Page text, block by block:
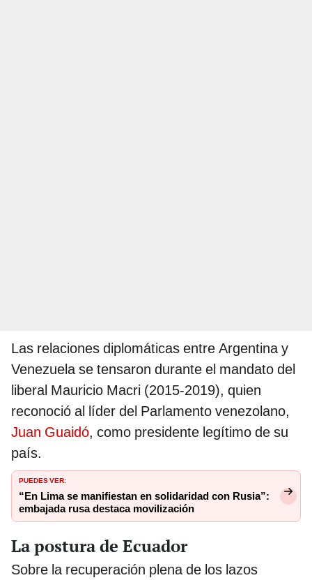
Las relaciones diplomáticas entre Argentina y
Venezuela se tensaron durante el mandato del
liberal Mauricio Macri (2015-2019), quien
reconoció al líder del Parlamento venezolano,
Juan Guaidó, como presidente legítimo de su
país.
PUEDES VER:
“En Lima se manifiestan en solidaridad con Rusia”:
embajada rusa destaca movilización
La postura de Ecuador
Sobre la recuperación plena de los lazos